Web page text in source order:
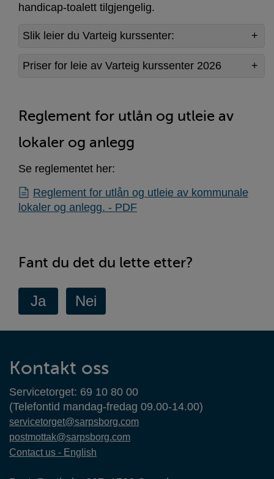
handicap-toalett tilgjengelig.
Slik leier du Varteig kurssenter:
Priser for leie av Varteig kurssenter 2026
Reglement for utlån og utleie av
lokaler og anlegg
Se reglementet her:
Reglement for utlån og utleie av kommunale
lokaler og anlegg. - PDF
Fant du det du lette etter?
Kontaktinformasjon
Kontakt oss
Servicetorget: 69 10 80 00
(Telefontid mandag-fredag 09.00-14.00)
servicetorget@sarpsborg.com
postmottak@sarpsborg.com
Contact us - English